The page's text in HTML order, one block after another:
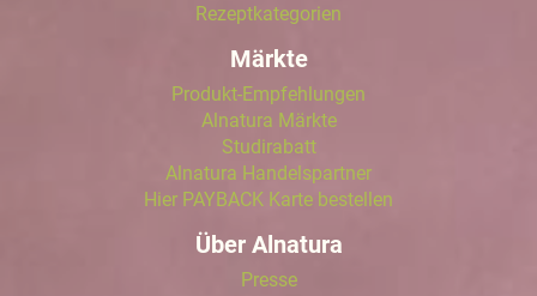
Rezeptkategorien
Märkte
Produkt-Empfehlungen
Alnatura Märkte
Studirabatt
Alnatura Handelspartner
Hier PAYBACK Karte bestellen
Über Alnatura
Presse